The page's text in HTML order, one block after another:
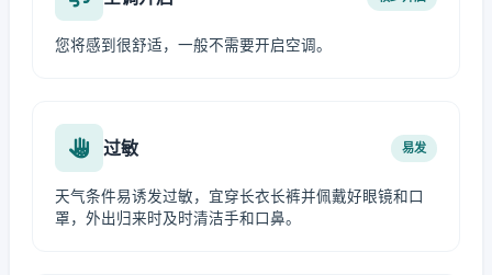
您将感到很舒适，一般不需要开启空调。
过敏 易发
天气条件易诱发过敏，宜穿长衣长裤并佩戴好眼镜和口
罩，外出归来时及时清洁手和口鼻。